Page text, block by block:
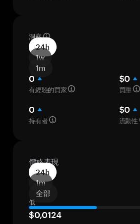
洞察
24h
1w
1m
0
有經驗的買家
$0
買壓
0
持有者
$0
流動性
價格表現
24h
1m
全部
低
$0,0124